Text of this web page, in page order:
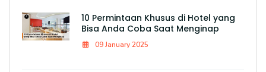
10 Permintaan Khusus di Hotel yang
Bisa Anda Coba Saat Menginap
09 January 2025